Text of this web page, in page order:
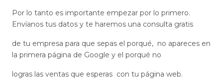
Por lo tanto es importante empezar por lo primero.
Envíanos tus datos y te haremos una consulta gratis
de tu empresa para que sepas el porqué, no apareces en
la primera página de Google y el porqué no
logras las ventas que esperas con tu página web.